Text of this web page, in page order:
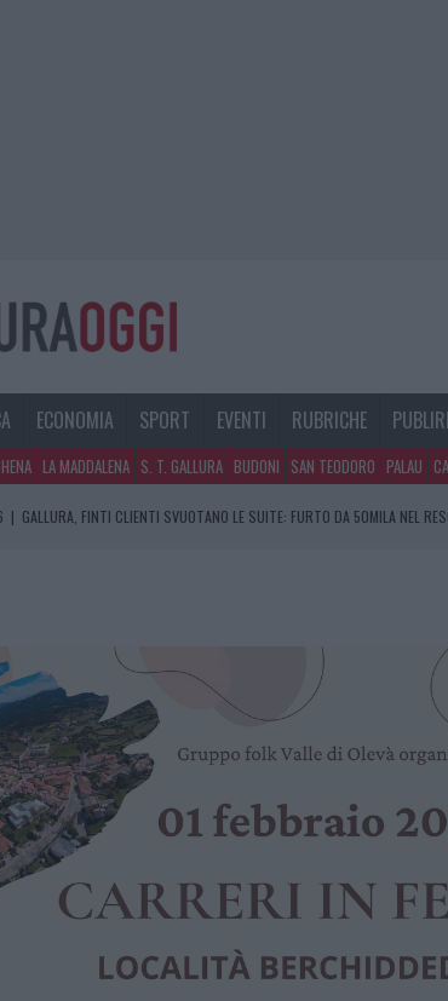
ECONOMIA SPORT EVENTI RUBRICHE
LA MADDALENA S. T. GALLURA BUDONI SAN TEODORO PALAU
| GALLURA, FINTI CLIENTI SVUOTANO LE SUITE: FURTO DA 50MILA NEL
ALLARME SUL CENTRO ACCOGLIENZA MINORI, ALBIERI: “EPISODI